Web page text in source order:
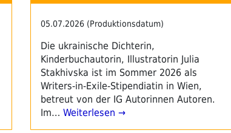
05.07.2026 (Produktionsdatum)
Die ukrainische Dichterin,
Kinderbuchautorin, Illustratorin Julia
Stakhivska ist im Sommer 2026 als
Writers-in-Exile-Stipendiatin in Wien,
betreut von der IG Autorinnen Autoren.
Im… Weiterlesen →